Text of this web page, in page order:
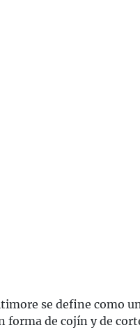
se define como
forma de cojín y de